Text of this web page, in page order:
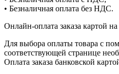
• Безналичная оплата без НДС.
Онлайн-оплата заказа картой на
Для выбора оплаты товара с
соответствующей странице
Оплата заказа банковской